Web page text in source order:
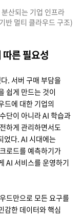
산되는 기업 인프라
멀티 클라우드 구조)
른 필요성
. 서버 구매 부담을
쉽게 만드는 것이
드에 대한 기업의
단이 아니라 AI 학습과
하게 관리하면서도
었다. AI 시대에는
로드를 예측하기가
AI 서비스를 운영하기
드만으로 모든 요구를
감한 데이터와 핵심